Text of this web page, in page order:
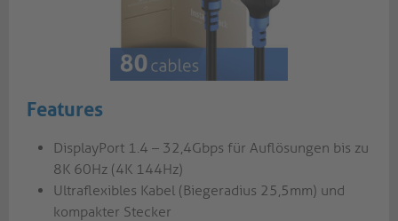
Features
DisplayPort 1.4 – 32,4Gbps für Auflösungen bis zu
8K 60Hz (4K 144Hz)
Ultraflexibles Kabel (Biegeradius 25,5mm) und
kompakter Stecker